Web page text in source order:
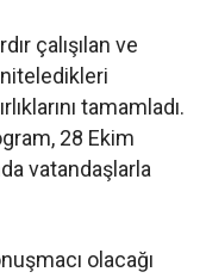
çalışılan ve
niteledikleri
tamamladı.
28 Ekim
vatandaşlarla
olacağı